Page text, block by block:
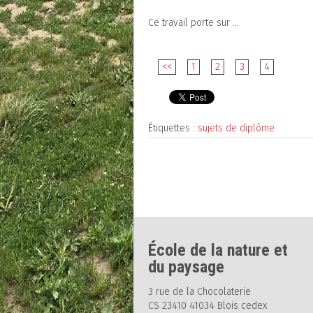
Ce travail porte sur ...
<< 1 2 3 4
Étiquettes : sujets de diplôme
École de la nature et
du paysage
3 rue de la Chocolaterie
CS 23410 41034 Blois cedex